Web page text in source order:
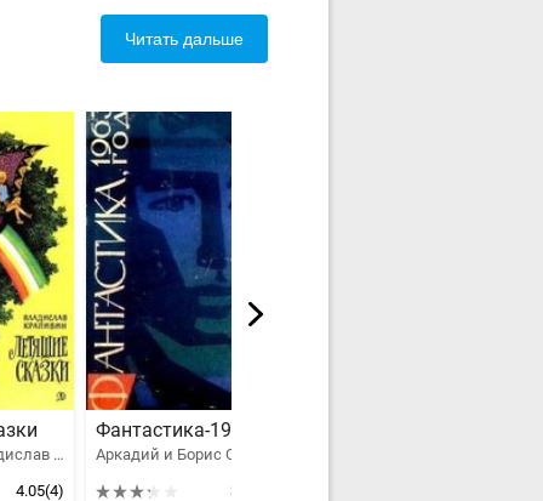
Читать дальше
Крапивин Владислав Петрович
4.05(4)
Фантастика-1963
3.3